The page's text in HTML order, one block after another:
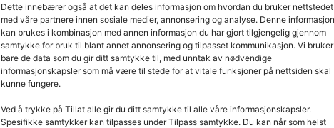
Dette innebærer også at det kan deles informasjon om hvordan du bruker nettstedet
med våre partnere innen sosiale medier, annonsering og analyse. Denne
kan brukes i kombinasjon med annen informasjon du har gjort tilgjengelig gjennom
samtykke for bruk til blant annet annonsering og tilpasset kommunikasjon. Vi bruker
bare de data som du gir ditt samtykke til, med unntak av nødvendige
informasjonskapsler som må være til stede for at vitale funksjoner på nettsiden skal
kunne fungere.
Ved å trykke på Tillat alle gir du ditt samtykke til alle våre informasjonskapsler.
Spesifikke samtykker kan tilpasses under Tilpass samtykke. Du kan når som helst
Kristin